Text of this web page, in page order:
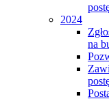
2024
na